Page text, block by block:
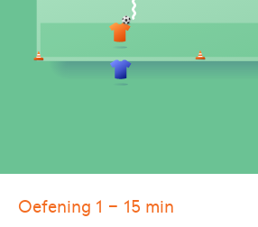
Oefening 1 - 15 min